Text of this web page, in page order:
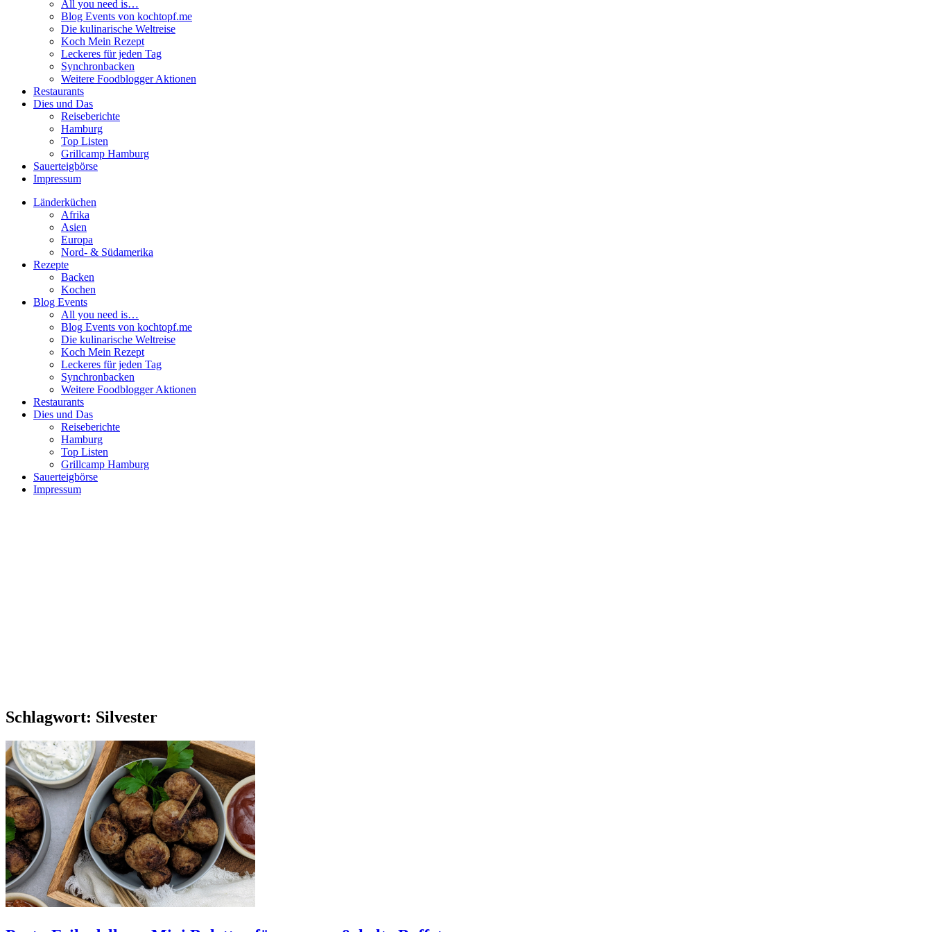
All you need is…
Blog Events von kochtopf.me
Die kulinarische Weltreise
Koch Mein Rezept
Leckeres für jeden Tag
Synchronbacken
Weitere Foodblogger Aktionen
Restaurants
Dies und Das
Reiseberichte
Hamburg
Top Listen
Grillcamp Hamburg
Sauerteigbörse
Impressum
Länderküchen
Afrika
Asien
Europa
Nord- & Südamerika
Rezepte
Backen
Kochen
Blog Events
All you need is…
Blog Events von kochtopf.me
Die kulinarische Weltreise
Koch Mein Rezept
Leckeres für jeden Tag
Synchronbacken
Weitere Foodblogger Aktionen
Restaurants
Dies und Das
Reiseberichte
Hamburg
Top Listen
Grillcamp Hamburg
Sauerteigbörse
Impressum
Schlagwort: Silvester